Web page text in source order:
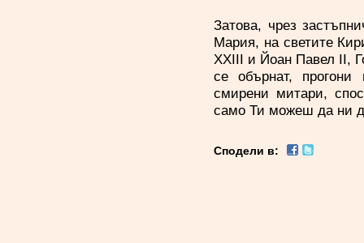
Затова, чрез
Мария, на светите
XXIII и Йоан Павел II,
се обърнат,
смирени митари,
само Ти можеш да ни
Сподели в: